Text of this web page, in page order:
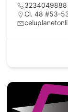
3234049888
Cl. 48 #53-